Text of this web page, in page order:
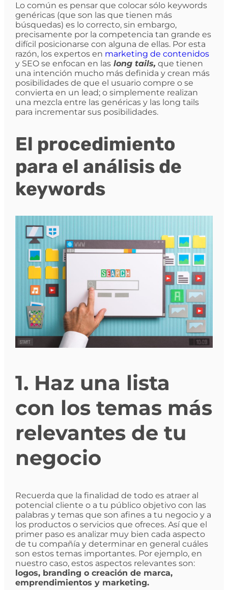
Lo común es pensar que colocar sólo keywords
genéricas (que son las que tienen más
búsquedas) es lo correcto, sin embargo,
precisamente por la competencia tan grande es
difícil posicionarse con alguna de ellas. Por esta
razón, los expertos en marketing de contenidos
y SEO se enfocan en laslong tails, que tienen
una intención mucho más definida y crean más
posibilidades de que el usuario compre o se
convierta en un lead; o simplemente realizan
una mezcla entre las genéricas y las long tails
para incrementar sus posibilidades.
El procedimiento
para el análisis de
keywords
1. Haz una lista
con los temas más
relevantes de tu
negocio
Recuerda que la finalidad de todo es atraer al
potencial cliente o a tu público objetivo con las
palabras y temas que son afines a tu negocio y a
los productos o servicios que ofreces. Así que el
primer paso es analizar muy bien cada aspecto
de tu compañía y determinar en general cuáles
son estos temas importantes. Por ejemplo, en
nuestro caso, estos aspectos relevantes son:
logos, branding o creación de marca,
emprendimientos y marketing.